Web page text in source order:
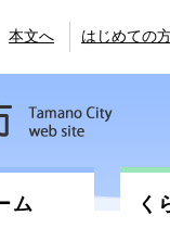
本文へ はじめての
ム く